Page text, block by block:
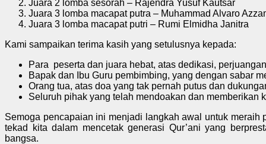
Juara 2 lomba sesorah – Rajendra Yusuf Kautsar
Juara 3 lomba macapat putra – Muhammad Alvaro
Juara 3 lomba macapat putri – Rumi Elmidha Janitra
Kami sampaikan terima kasih yang setulusnya kepada:
Para peserta dan juara hebat, atas dedikasi,
Bapak dan Ibu Guru pembimbing, yang dengan sabar
Orang tua, atas doa yang tak pernah putus dan
Seluruh pihak yang telah mendoakan dan memberikan
Semoga pencapaian ini menjadi langkah awal untuk meraih
tekad kita dalam mencetak generasi Qur’ani yang
bangsa.